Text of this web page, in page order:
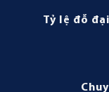
Tỷ lệ đỗ